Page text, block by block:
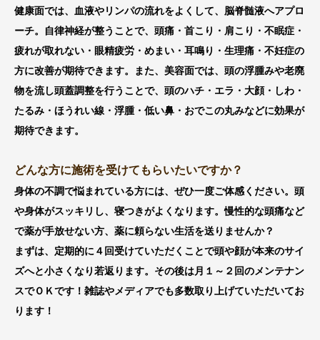
健康面では、血液やリンパの流れをよくして、脳脊髄液へアプロ
ーチ。自律神経が整うことで、頭痛・首こり・肩こり・不眠症・
疲れが取れない・眼精疲労・めまい・耳鳴り・生理痛・不妊症の
方に改善が期待できます。また、美容面では、頭の浮腫みや老廃
物を流し頭蓋調整を行うことで、頭のハチ・エラ・大顔・しわ・
たるみ・ほうれい線・浮腫・低い鼻・おでこの丸みなどに効果が
期待できます。
どんな方に施術を受けてもらいたいですか？
身体の不調で悩まれている方には、ぜひ一度ご体感ください。頭
や身体がスッキリし、寝つきがよくなります。慢性的な頭痛など
で薬が手放せない方、薬に頼らない生活を送りませんか？
まずは、定期的に４回受けていただくことで頭や顔が本来のサイ
ズへと小さくなり若返ります。その後は月１～２回のメンテナン
スでＯＫです！雑誌やメディアでも多数取り上げていただいてお
ります！